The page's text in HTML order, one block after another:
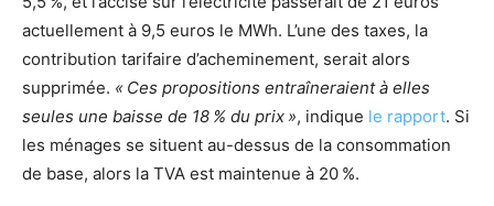
actuellement à 9,5 euros le MWh. L’une des taxes, la
contribution tarifaire d’acheminement, serait alors
supprimée. « Ces propositions entraîneraient à elles
seules une baisse de 18 % du prix», indique le rapport. Si
les ménages se situent au-dessus de la consommation
de base, alors la TVA est maintenue à 20 %.